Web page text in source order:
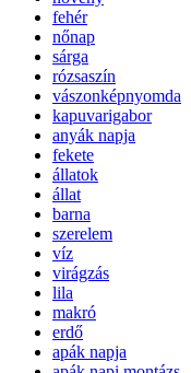
fehér
nőnap
sárga
rózsaszín
vászonképnyomda
kapuvarigabor
anyák napja
fekete
állatok
állat
barna
szerelem
víz
virágzás
lila
makró
erdő
apák napja